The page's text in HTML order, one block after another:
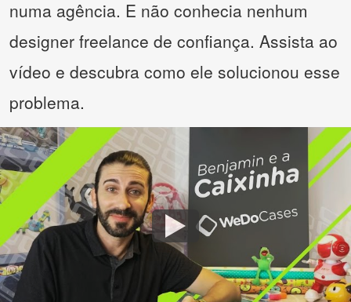
numa agência. E não conhecia nenhum
designer freelance de confiança. Assista ao
vídeo e descubra como ele solucionou esse
problema.